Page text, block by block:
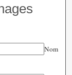
Nom